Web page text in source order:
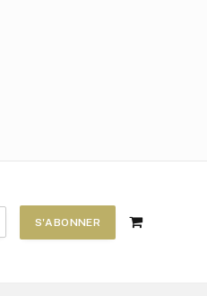
S'ABONNER
Shopping